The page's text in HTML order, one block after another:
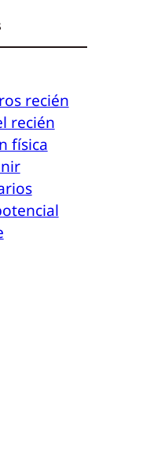
recién
recién
física